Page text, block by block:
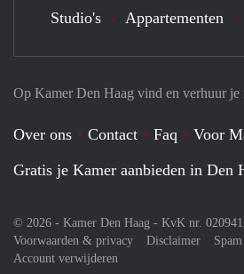
Op Kamer Den Haag vind en verhuur
Over ons Contact Faq Voor
Gratis je Kamer aanbieden in Den
© 2026 - Kamer Den Haag - KvK nr.
Voorwaarden & privacy
Disclaimer
Account verwijderen
Studio's Appartementen